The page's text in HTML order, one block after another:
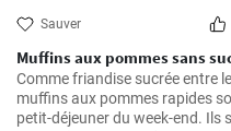
Sauver
Muffins aux pommes sans
Comme friandise sucrée entre
muffins aux pommes rapides
petit-déjeuner du week-end. Ils